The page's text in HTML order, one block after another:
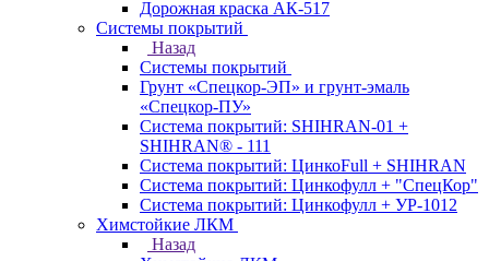
Дорожная краска АК-517
Системы покрытий
Назад
Системы покрытий
Грунт «Спецкор-ЭП» и грунт-эмаль
«Спецкор-ПУ»
Система покрытий: SHIHRAN-01 +
SHIHRAN® - 111
Система покрытий: ЦинкоFull + SHIHRAN
Система покрытий: Цинкофулл + "СпецКор"
Система покрытий: Цинкофулл + УР-1012
Химстойкие ЛКМ
Назад